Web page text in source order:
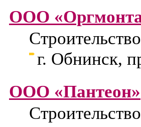
ООО
Строительство
г. Обнинск,
ООО «Пантеон»